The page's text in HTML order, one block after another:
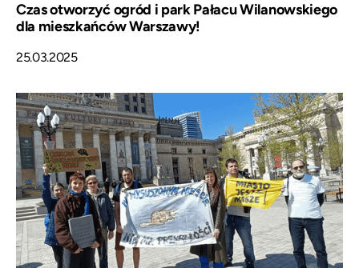
Czas otworzyć ogród i park Pałacu Wilanowskiego
dla mieszkańców Warszawy!
25.03.2025